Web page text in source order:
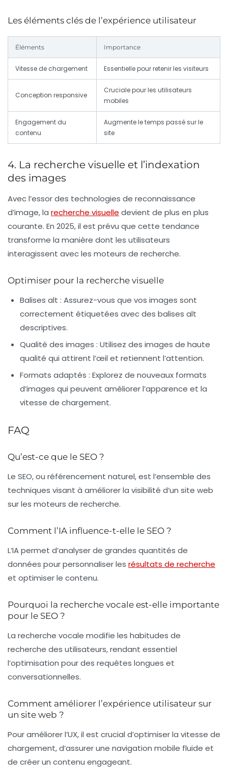
Les éléments clés de l’expérience utilisateur
Éléments Importance
Vitesse de chargement Essentielle pour retenir les visiteurs
Conception responsive
Cruciale pour les utilisateurs
mobiles
Engagement du
contenu
Augmente le temps passé sur le
site
4. La recherche visuelle et l’indexation
des images
Avec l’essor des technologies de reconnaissance
d’image, la recherche visuelle devient de plus en plus
courante. En 2025, il est prévu que cette tendance
transforme la manière dont les utilisateurs
interagissent avec les moteurs de recherche.
Optimiser pour la recherche visuelle
Balises alt : Assurez-vous que vos images sont
correctement étiquetées avec des balises alt
descriptives.
Qualité des images : Utilisez des images de haute
qualité qui attirent l’œil et retiennent l’attention.
Formats adaptés : Explorez de nouveaux formats
d’images qui peuvent améliorer l’apparence et la
vitesse de chargement.
FAQ
Qu’est-ce que le SEO ?
Le SEO, ou référencement naturel, est l’ensemble des
techniques visant à améliorer la visibilité d’un site web
sur les moteurs de recherche.
Comment l’IA influence-t-elle le SEO ?
L’IA permet d’analyser de grandes quantités de
données pour personnaliser les résultats de recherche
et optimiser le contenu.
Pourquoi la recherche vocale est-elle importante
pour le SEO ?
La recherche vocale modifie les habitudes de
recherche des utilisateurs, rendant essentiel
l’optimisation pour des requêtes longues et
conversationnelles.
Comment améliorer l’expérience utilisateur sur
un site web ?
Pour améliorer l’UX, il est crucial d’optimiser la vitesse de
chargement, d’assurer une navigation mobile fluide et
de créer un contenu engageant.